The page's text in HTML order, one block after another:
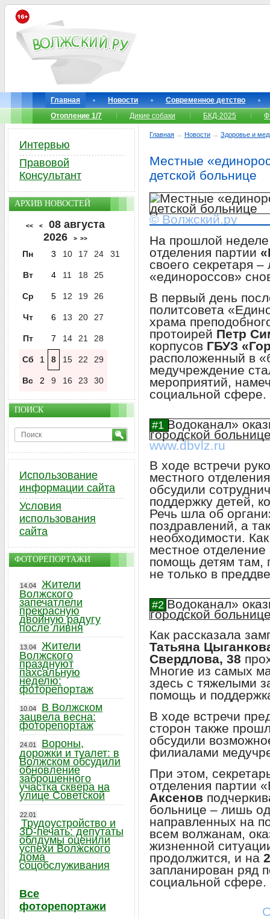
Главная Новости
Современное детство
Отопление 1/7
Дикие собаки БКД-2025
Главная → Новости → Здоровье и
Местные
детской больнице
© Волжский.ру
На прошлой неделе
отделения партии
своего секретаря
«единороссов»
В первый день
политсовета
храма
протоирей Петр
корпусов ГБУЗ
расположенный в
медучреждение
мероприятий,
социальной сфере.
www.dbvlz.ru
В ходе встречи
местного
обсудили
поддержку детей,
Речь шла об
поздравлений, а
необходимости.
местное отделение
помощь детям там,
не только в
Как рассказала
Татьяна
Свердлова, 38
Многие из самых
здесь с тяжелыми
помощь и
В ходе встречи
сторон также
обсудили
филиалами
При этом,
отделения партии
Аксенов
больнице – лишь
направленных на
всем волжанам,
жизненной
продолжится, и на
запланирован ряд
социальной сфере.
Интервью
Правовой
Консультант
АРХИВ НОВОСТЕЙ
<< <
08 августа
2026
> >>
Пн 3 10 17 24 31
Вт 4 11 18 25
Ср 5 12 19 26
Чт 6 13 20 27
Пт 7 14 21 28
Сб 1 8 15 22 29
Вс 2 9 16 23 30
ПОИСК
Использование
информации сайта
Условия
использования
сайта
ФОТОРЕПОРТАЖИ
14.04
Жители
Волжского
запечатлели
прекрасную
двойную радугу
после ливня
13.04
Жители
Волжского
празднуют
пахсальную
неделю:
фоторепортаж
10.04
В Волжском
зацвела весна:
фоторепортаж
24.01
Вороны,
дорожки и туалет: в
Волжском обсудили
обновление
заброшенного
участка сквера на
улице Советской
22.01
Трудоустройство и
3D-печать: депутаты
облдумы оценили
успехи Волжского
дома
соцобслуживания
Все
фоторепортажи